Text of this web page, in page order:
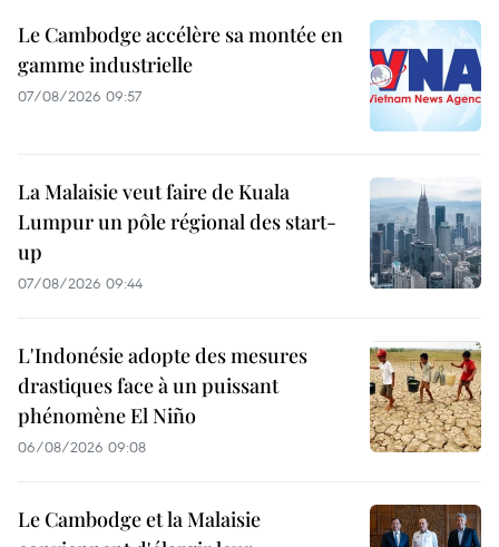
Le Cambodge accélère sa montée en
gamme industrielle
07/08/2026 09:57
La Malaisie veut faire de Kuala
Lumpur un pôle régional des start-
up
07/08/2026 09:44
L'Indonésie adopte des mesures
drastiques face à un puissant
phénomène El Niño
06/08/2026 09:08
Le Cambodge et la Malaisie